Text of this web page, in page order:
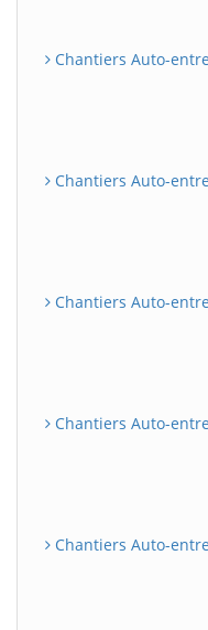
Chantiers Auto-
Chantiers Auto-
Chantiers Auto-
Chantiers Auto-
Chantiers Auto-